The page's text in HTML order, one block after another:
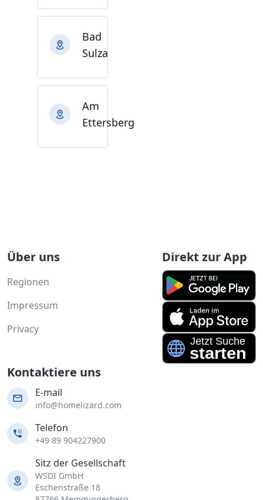
Bad
Sulza
Am
Ettersberg
Über uns
Regionen
Impressum
Privacy
Direkt zur App
Kontaktiere uns
E-mail
info@homelizard.com
Telefon
+49 89 904227900
Sitz der Gesellschaft
WSDI GmbH
Eschenstraße 18